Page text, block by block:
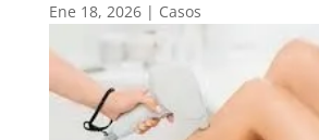
Ene 18, 2026| Casos